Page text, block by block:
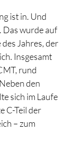
ist in. Und
Das wurde auf
Jahres, der
Insgesamt
rund
den
sich im Laufe
C-Teil der
– zum